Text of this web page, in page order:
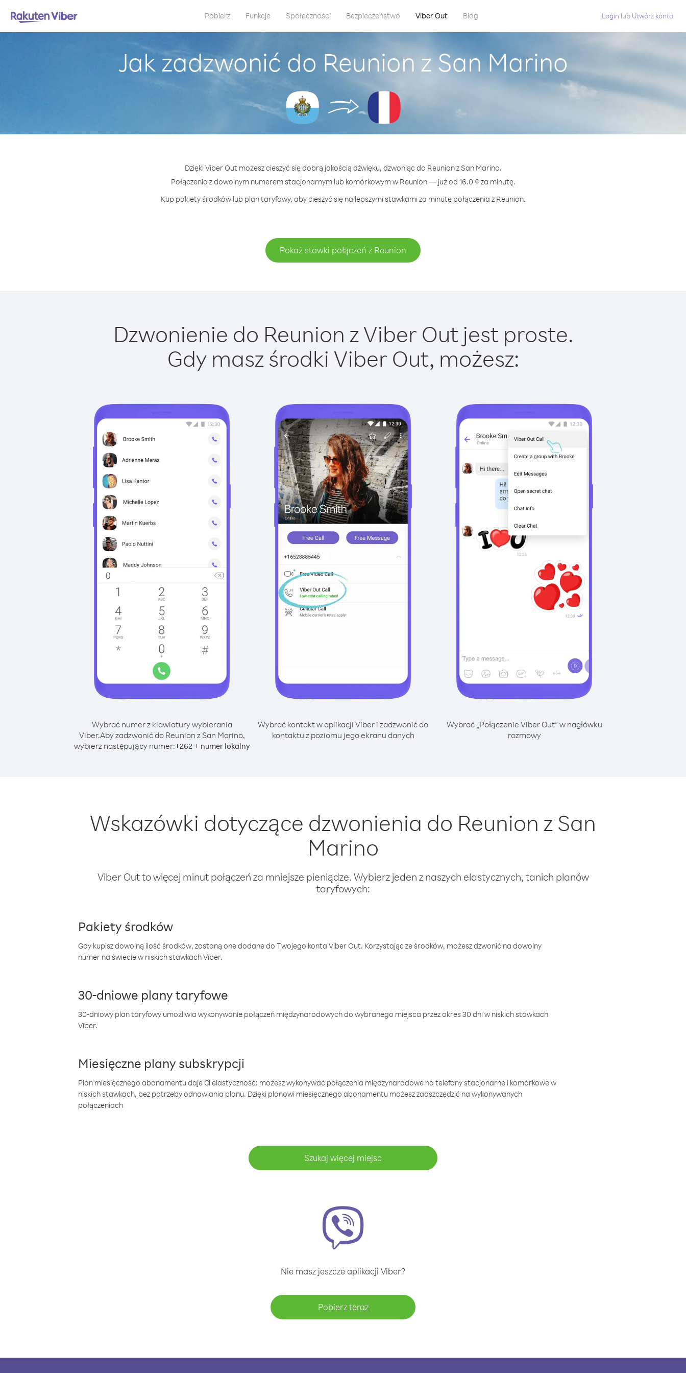
Pobierz Funkcje Społeczności Bezpieczeństwo Viber Out Blog Login lub Utwórz konto
Jak zadzwonić do Reunion z San Marino
Dzięki Viber Out możesz cieszyć się dobrą jakością dźwięku, dzwoniąc do Reunion z San Marino.
Połączenia z dowolnym numerem stacjonarnym lub komórkowym w Reunion — już od 16.0 ¢ za minutę.
Kup pakiety środków lub plan taryfowy, aby cieszyć się najlepszymi stawkami za minutę połączenia z Reunion.
Pokaż stawki połączeń z Reunion
Dzwonienie do Reunion z Viber Out jest proste.
Gdy masz środki Viber Out, możesz:
Wybrać numer z klawiatury wybierania
Viber.Aby zadzwonić do Reunion z San Marino,
wybierz następujący numer:+262+ numer lokalny
Wybrać kontakt w aplikacji Viber i zadzwonić do
kontaktu z poziomu jego ekranu danych
Wybrać „Połączenie Viber Out” w nagłówku
rozmowy
Wskazówki dotyczące dzwonienia do Reunion z San
Marino
Viber Out to więcej minut połączeń za mniejsze pieniądze. Wybierz jeden z naszych elastycznych, tanich planów
taryfowych:
Pakiety środków
Gdy kupisz dowolną ilość środków, zostaną one dodane do Twojego konta Viber Out. Korzystając ze środków, możesz dzwonić na dowolny
numer na świecie w niskich stawkach Viber.
30-dniowe plany taryfowe
30-dniowy plan taryfowy umożliwia wykonywanie połączeń międzynarodowych do wybranego miejsca przez okres 30 dni w niskich stawkach
Viber.
Miesięczne plany subskrypcji
Plan miesięcznego abonamentu daje Ci elastyczność: możesz wykonywać połączenia międzynarodowe na telefony stacjonarne i komórkowe w
niskich stawkach, bez potrzeby odnawiania planu. Dzięki planowi miesięcznego abonamentu możesz zaoszczędzić na wykonywanych
połączeniach
Szukaj więcej miejsc
Nie masz jeszcze aplikacji Viber?
Pobierz teraz